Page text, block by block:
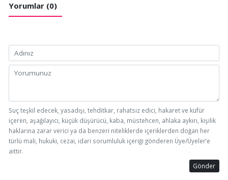
Yorumlar (0)
Suç teşkil edecek, yasadışı, tehditkar, rahatsız edici, hakaret ve küfür
içeren, aşağılayıcı, küçük düşürücü, kaba, müstehcen, ahlaka aykırı, kişilik
haklarına zarar verici ya da benzeri niteliklerde içeriklerden doğan her
türlü mali, hukuki, cezai, idari sorumluluk içeriği gönderen Üye/Üyeler’e
aittir.
Gönder